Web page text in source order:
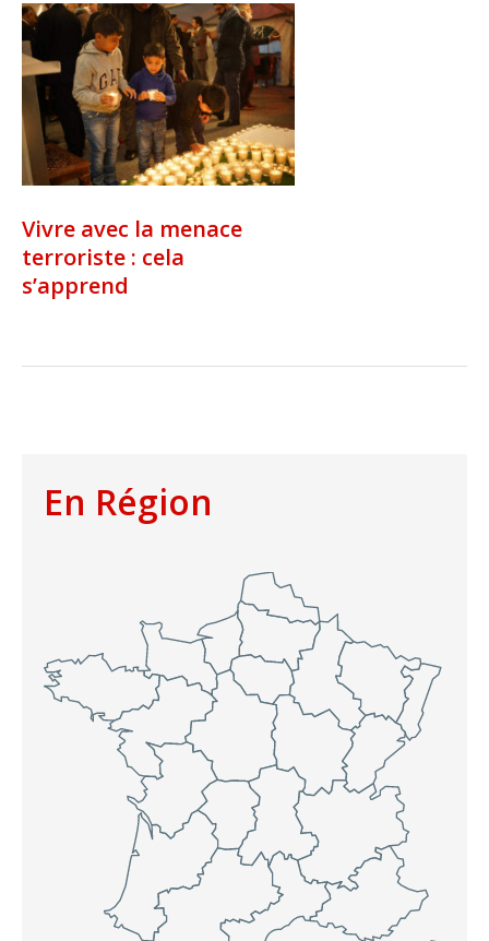
Vivre avec la menace
terroriste : cela
s’apprend
En Région